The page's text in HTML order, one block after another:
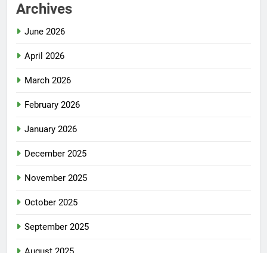
Archives
June 2026
April 2026
March 2026
February 2026
January 2026
December 2025
November 2025
October 2025
September 2025